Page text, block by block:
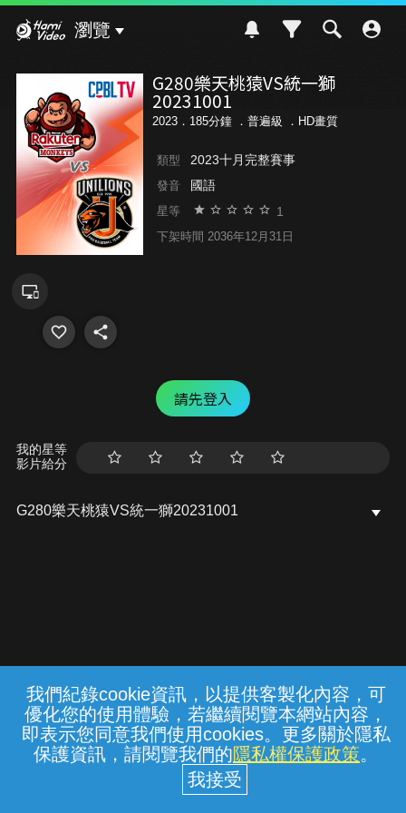
我們紀錄cookie資訊，以提供客製化內容，可
優化您的使用體驗，若繼續閱覽本網站內容，
即表示您同意我們使用cookies。更多關於隱私
保護資訊，請閱覽我們的隱私權保護政策。
瀏覽
G280樂天桃猿VS統一獅
20231001
2023．185分鐘 ． 普遍級 ．HD畫質
類型 2023十月完整賽事
發音 國語
星等 1
下架時間 2036年12月31日
請先登入
我的星等
影片給分
G280樂天桃猿VS統一獅20231001
常見問題 線上客服 服務條款 隱私權保護
中華電信股份有限公司個人家庭分公司
(統一編號：96979949) © 2026
{{notifyMsg}}